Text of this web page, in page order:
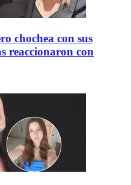
chochea con sus
reaccionaron con